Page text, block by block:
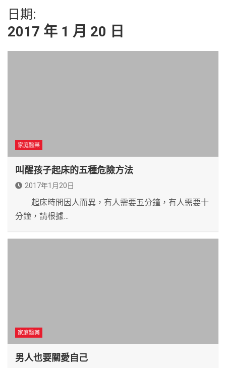
日期:
2017 年 1 月 20 日
家庭醫藥
叫醒孩子起床的五種危險方法
2017年1月20日
起床時間因人而異，有人需要五分鐘，有人需要十
分鐘，請根據…
家庭醫藥
男人也要關愛自己